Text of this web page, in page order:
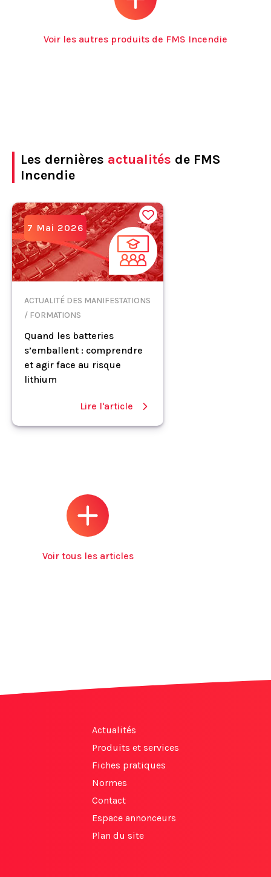
Voir les autres produits de FMS Incendie
Les dernières actualités de FMS
Incendie
7 Mai 2026
ACTUALITÉ DES MANIFESTATIONS
/ FORMATIONS
Quand les batteries
s’emballent : comprendre
et agir face au risque
lithium
Lire l'article
Voir tous les articles
Actualités
Produits et services
Fiches pratiques
Normes
Contact
Espace annonceurs
Plan du site